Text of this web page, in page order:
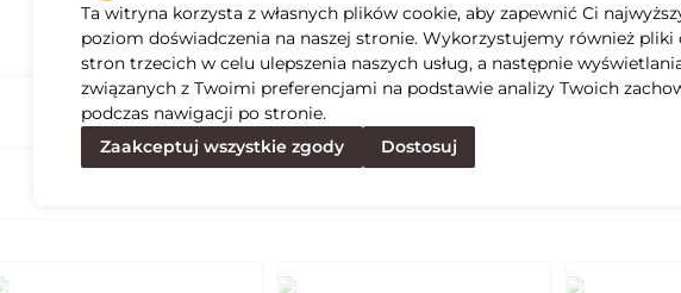
Ta witryna korzysta z własnych plików cookie, aby zapewnić Ci
poziom doświadczenia na naszej stronie. Wykorzystujemy również pliki
stron trzecich w celu ulepszenia naszych usług, a następnie
związanych z Twoimi preferencjami na podstawie analizy Twoich
podczas nawigacji po stronie.
Zaakceptuj wszystkie zgody
Dostosuj